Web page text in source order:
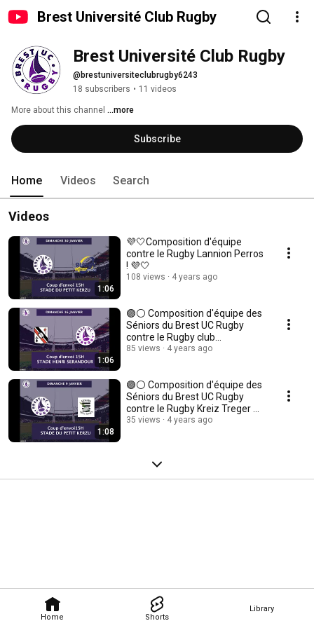
Brest Université Club Rugby
Home Shorts
Library
Brest Université Club Rugby
@brestuniversiteclubrugby6243
18 subscribers • 11 videos
More about this channel ...more
Subscribe
Home Videos Search
Videos
1:06
💜🤍Composition d'équipe
contre le Rugby Lannion Perros
! 💜🤍
108 views 4 years ago
1:06
🟣⚪ Composition d'équipe des
Séniors du Brest UC Rugby
contre le Rugby club
Concarnois 🟣⚪
85 views 4 years ago
1:08
🟣⚪ Composition d'équipe des
Séniors du Brest UC Rugby
contre le Rugby Kreiz Treger ⚪
🟣
35 views 4 years ago